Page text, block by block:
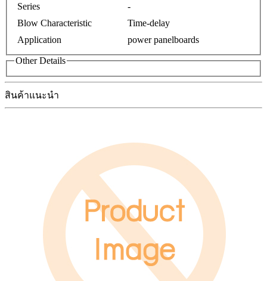
Series
-
Blow Characteristic
Time-delay
Application
power panelboards
Other Details
สินค้าแนะนำ